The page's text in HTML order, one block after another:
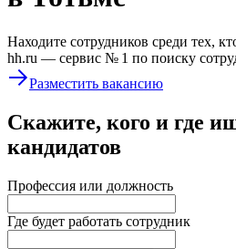
Находите сотрудников среди тех,
hh.ru — сервис № 1 по поиску
Разместить вакансию
Скажите, кого и где
кандидатов
Профессия или должность
Где будет работать сотрудник